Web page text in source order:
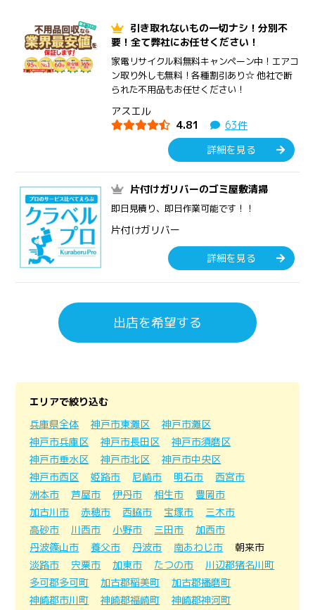
引き取れないもの一切ナシ！分別不
要！全て弊社にお任せください！
家電リサイクル料無料キャンペーン中！エアコ
ン取り外しも無料！各種割引あり☆ 他社で断
られた不用品もお任せください！
アスエル
4.81
63件
詳細を見る
片付けガリバーのゴミ屋敷清掃
即日見積り、即日作業可能です！！
片付けガリバー
詳細を見る
出店を希望する
エリアで絞り込む
兵庫県全体
神戸市東灘区
神戸市灘区
神戸市兵庫区
神戸市長田区
神戸市須磨区
神戸市垂水区
神戸市北区
神戸市中央区
神戸市西区
姫路市 尼崎市 明石市
西宮市
洲本市
芦屋市 伊丹市 相生市
豊岡市
加古川市
赤穂市 西脇市 宝塚市
三木市
高砂市
川西市 小野市 三田市
加西市
丹波篠山市
養父市 丹波市 南あわじ市
朝来市
淡路市
宍粟市 加東市 たつの市
川辺郡猪名川町
多可郡多可町
加古郡稲美町
加古郡播磨町
神崎郡市川町
神崎郡福崎町
神崎郡神河町